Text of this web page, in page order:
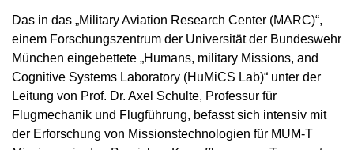
Das in das „Military Aviation Research Center (MARC)“,
einem Forschungszentrum der Universität der Bundeswehr
München eingebettete „Humans, military Missions, and
Cognitive Systems Laboratory (HuMiCS Lab)“ unter der
Leitung von Prof. Dr. Axel Schulte, Professur für
Flugmechanik und Flugführung, befasst sich intensiv mit
der Erforschung von Missionstechnologien für MUM-T